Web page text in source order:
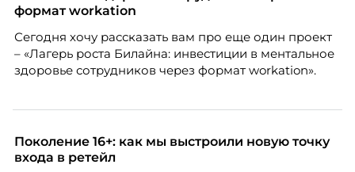
масштабироваться без роста команды. Так и
Skillbox.
формат workation
Сегодня хочу рассказать вам про еще один проект
– «Лагерь роста Билайна: инвестиции в ментальное
здоровье сотрудников через формат workation».
Поколение 16+: как мы выстроили новую точку
входа в ретейл